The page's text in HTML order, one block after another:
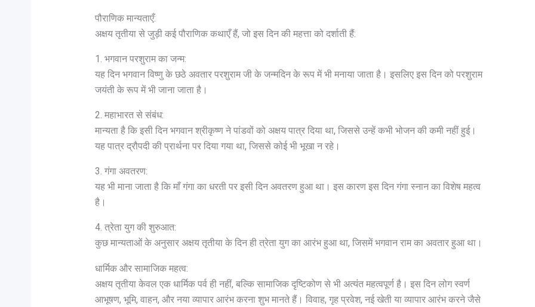
पौराणिक मान्यताएँ:
अक्षय तृतीया से जुड़ी कई पौराणिक कथाएँ हैं, जो इस दिन की महत्ता को दर्शाती हैं:
1. भगवान परशुराम का जन्म:
यह दिन भगवान विष्णु के छठे अवतार परशुराम जी के जन्मदिन के रूप में भी मनाया जाता है। इसलिए इस दिन को परशुराम
जयंती के रूप में भी जाना जाता है।
2. महाभारत से संबंध:
मान्यता है कि इसी दिन भगवान श्रीकृष्ण ने पांडवों को अक्षय पात्र दिया था, जिससे उन्हें कभी भोजन की कमी नहीं हुई।
यह पात्र द्रौपदी की प्रार्थना पर दिया गया था, जिससे कोई भी भूखा न रहे।
3. गंगा अवतरण:
यह भी माना जाता है कि माँ गंगा का धरती पर इसी दिन अवतरण हुआ था। इस कारण इस दिन गंगा स्नान का विशेष महत्व
है।
4. त्रेता युग की शुरुआत:
कुछ मान्यताओं के अनुसार अक्षय तृतीया के दिन ही त्रेता युग का आरंभ हुआ था, जिसमें भगवान राम का अवतार हुआ था।
धार्मिक और सामाजिक महत्व:
अक्षय तृतीया केवल एक धार्मिक पर्व ही नहीं, बल्कि सामाजिक दृष्टिकोण से भी अत्यंत महत्वपूर्ण है। इस दिन लोग स्वर्ण
आभूषण, भूमि, वाहन, और नया व्यापार आरंभ करना शुभ मानते हैं। विवाह, गृह प्रवेश, नई खेती या व्यापार आरंभ करने जैसे